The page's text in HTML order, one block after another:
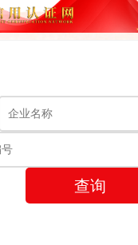
查询